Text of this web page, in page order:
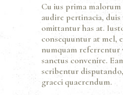
Cu ius prima
audire pertinacia,
omittantur has at.
consequuntur at mel,
numquam referrentur
sanctus convenire.
scribentur
graeci quaerendum.